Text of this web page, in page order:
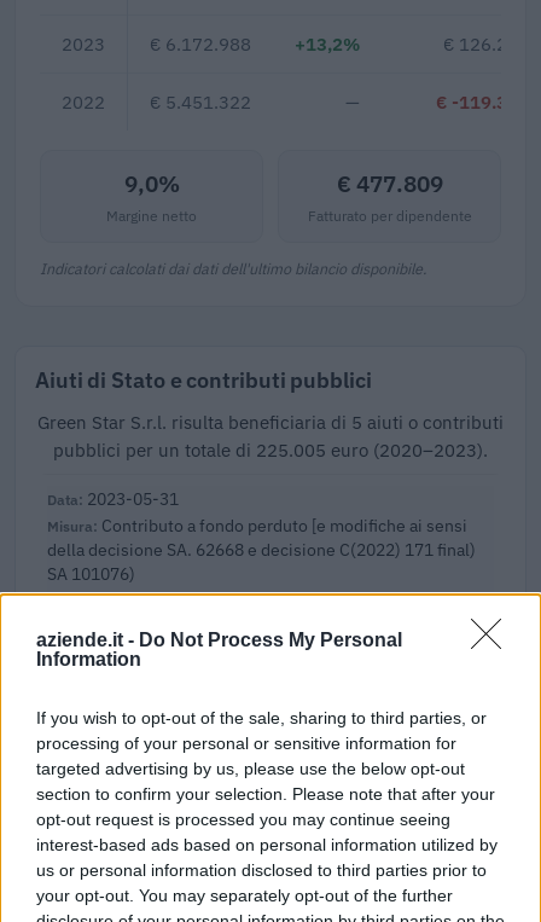
aziende.it - Do Not Process My Personal
Information
If you wish to opt-out of the sale, sharing to third parties, or
processing of your personal or sensitive information for
targeted advertising by us, please use the below opt-out
section to confirm your selection. Please note that after your
opt-out request is processed you may continue seeing
interest-based ads based on personal information utilized by
us or personal information disclosed to third parties prior to
your opt-out. You may separately opt-out of the further
2023 € 6.172.988 +13,2% € 126.269
2022 € 5.451.322 — € -119.327
9,0%
Margine netto
€ 477.809
Fatturato per dipendente
Indicatori calcolati dai dati dell'ultimo bilancio disponibile.
Aiuti di Stato e contributi pubblici
Green Star S.r.l. risulta beneficiaria di 5 aiuti o contributi
pubblici per un totale di 225.005 euro (2020–2023).
2023-05-31
Contributo a fondo perduto [e modifiche ai sensi
della decisione SA. 62668 e decisione C(2022) 171 final)
SA 101076)
agenzia delle entrate
15.420 euro
seguito della crisi economica causata dall'epidemia di
COVID-19 [con mo
agenzia delle entrate
3.750 euro
2023-04-07
esenzioni fiscali e crediti d'imposta adottati a
seguito della crisi economica causata dall'epidemia di